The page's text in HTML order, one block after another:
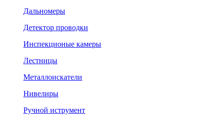
Дальномеры
Детектор проводки
Инспекционые камеры
Лестницы
Металлоискатели
Нивелиры
Ручной иструмент